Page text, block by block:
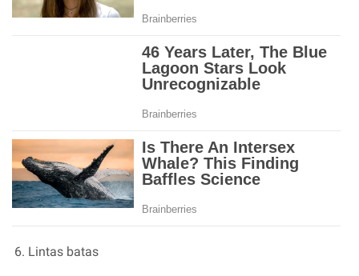
Lintas batas